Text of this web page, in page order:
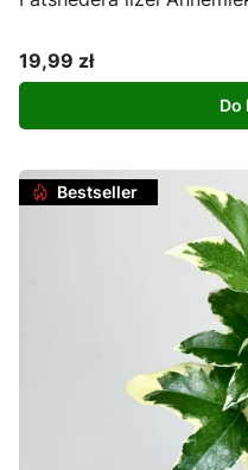
Cena
19,99 zł
Do
Bestseller